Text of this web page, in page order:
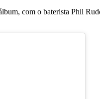
com o baterista Phil